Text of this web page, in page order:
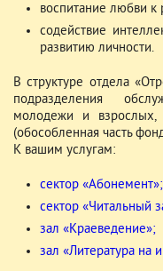
воспитание любви к
содействие
развитию личности.
В структуре отдела
подразделения
молодежи и взрослых,
(обособленная часть
К вашим услугам:
сектор «Абонемент»;
сектор «Читальный
зал «Краеведение»;
зал «Литература на